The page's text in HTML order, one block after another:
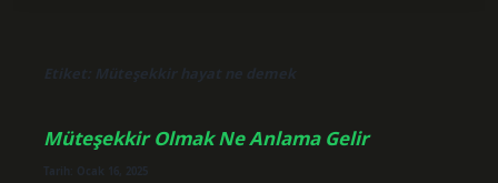
Etiket: Müteşekkir hayat ne demek
Müteşekkir Olmak Ne Anlama Gelir
Tarih: Ocak 16, 2025